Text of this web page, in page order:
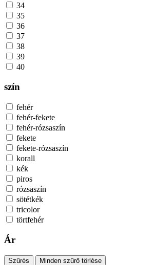
34
35
36
37
38
39
40
szín
fehér
fehér-fekete
fehér-rózsaszín
fekete
fekete-rózsaszín
korall
kék
piros
rózsaszín
sötétkék
tricolor
törtfehér
Ár
Szűrés Minden szűrő törlése